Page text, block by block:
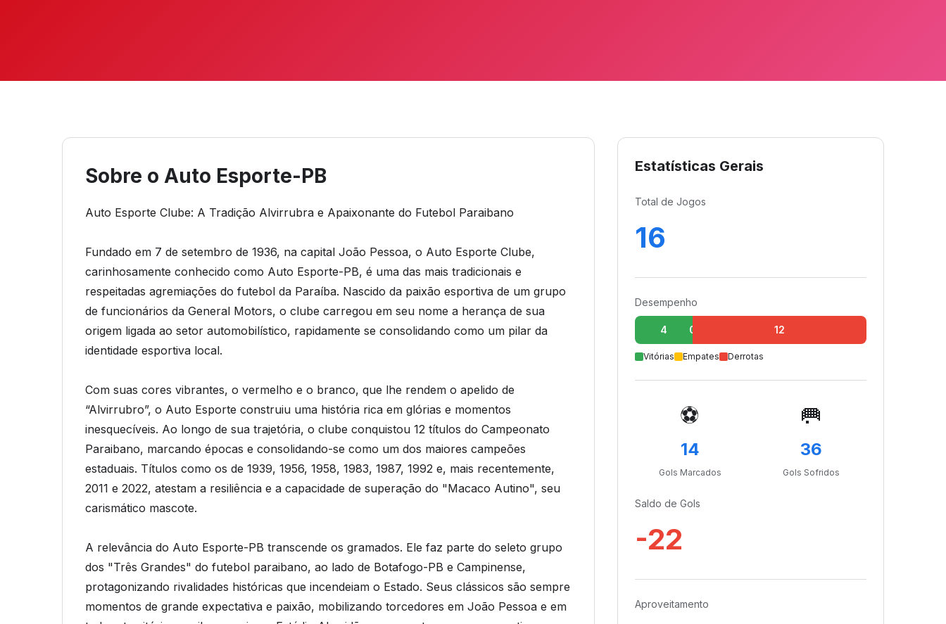
Sobre o Auto Esporte-PB
Auto Esporte Clube: A Tradição Alvirrubra e Apaixonante do Futebol Paraibano
Fundado em 7 de setembro de 1936, na capital João Pessoa, o Auto Esporte Clube,
carinhosamente conhecido como Auto Esporte-PB, é uma das mais tradicionais e
respeitadas agremiações do futebol da Paraíba. Nascido da paixão esportiva de um grupo
de funcionários da General Motors, o clube carregou em seu nome a herança de sua
origem ligada ao setor automobilístico, rapidamente se consolidando como um pilar da
identidade esportiva local.
Com suas cores vibrantes, o vermelho e o branco, que lhe rendem o apelido de
“Alvirrubro”, o Auto Esporte construiu uma história rica em glórias e momentos
inesquecíveis. Ao longo de sua trajetória, o clube conquistou 12 títulos do Campeonato
Paraibano, marcando épocas e consolidando-se como um dos maiores campeões
estaduais. Títulos como os de 1939, 1956, 1958, 1983, 1987, 1992 e, mais recentemente,
2011 e 2022, atestam a resiliência e a capacidade de superação do "Macaco Autino", seu
carismático mascote.
A relevância do Auto Esporte-PB transcende os gramados. Ele faz parte do seleto grupo
dos "Três Grandes" do futebol paraibano, ao lado de Botafogo-PB e Campinense,
protagonizando rivalidades históricas que incendeiam o Estado. Seus clássicos são sempre
momentos de grande expectativa e paixão, mobilizando torcedores em João Pessoa e em
Estatísticas Gerais
Total de Jogos
16
Desempenho
4 0 12
Vitórias Empates Derrotas
⚽
14
Gols Marcados
🥅
36
Gols Sofridos
Saldo de Gols
-22
Aproveitamento